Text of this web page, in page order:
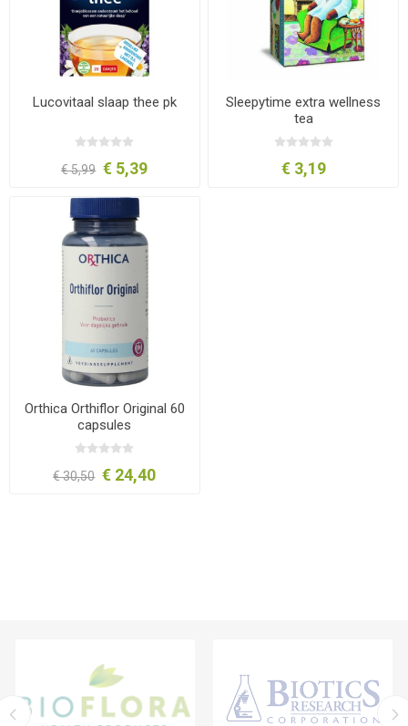
Lucovitaal slaap thee pk
€ 5,99 € 5,39
Sleepytime extra wellness
tea
€ 3,19
Orthica Orthiflor Original 60
capsules
€ 30,50 € 24,40